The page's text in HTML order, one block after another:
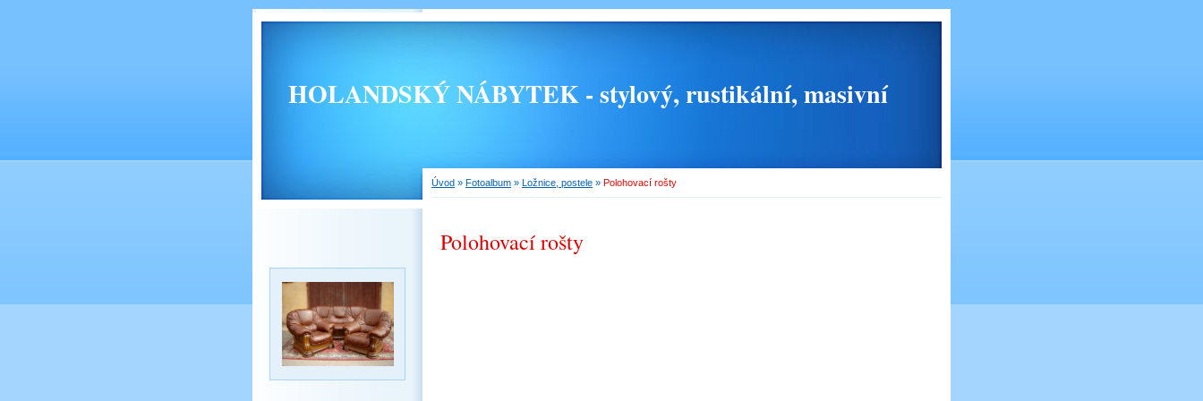
HOLANDSKÝ NÁBYTEK - stylový, rustikální, masivní
Úvod » Fotoalbum » Ložnice, postele » Polohovací rošty
Polohovací rošty